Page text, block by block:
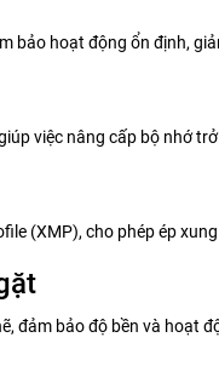
bảo hoạt động ổn định,
việc nâng cấp bộ nhớ
(XMP), cho phép ép
đảm bảo độ bền và hoạt